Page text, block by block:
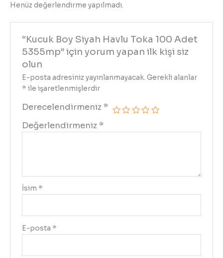
Henüz değerlendirme yapılmadı.
“Kucuk Boy Siyah Havlu Toka 100 Adet
5355mp” için yorum yapan ilk kişi siz
olun
E-posta adresiniz yayınlanmayacak. Gerekli alanlar
* ile işaretlenmişlerdir
Derecelendirmeniz *
Değerlendirmeniz *
İsim *
E-posta *